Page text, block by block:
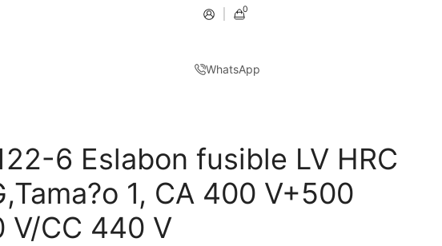
0
WhatsApp
6 Eslabon fusible LV HRC
1, CA 400 V+500
V/CC 440 V